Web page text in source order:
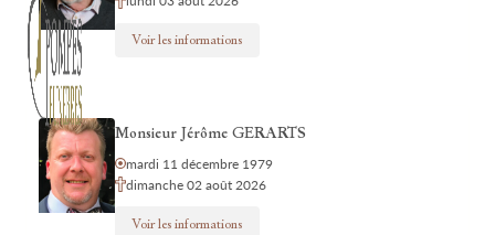
Voir les informations
Monsieur Jérôme GERARTS
mardi 11 décembre 1979
dimanche 02 août 2026
Voir les informations